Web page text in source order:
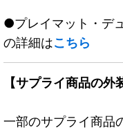
●プレイマット・デ
の詳細はこちら
【サプライ商品の外
一部のサプライ商品